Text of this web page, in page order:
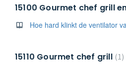
15100 Gourmet chef grill
Hoe hard klinkt de ventilator
15110 Gourmet chef grill 1